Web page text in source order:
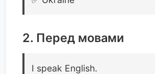
2. Перед мовами
I speak English.